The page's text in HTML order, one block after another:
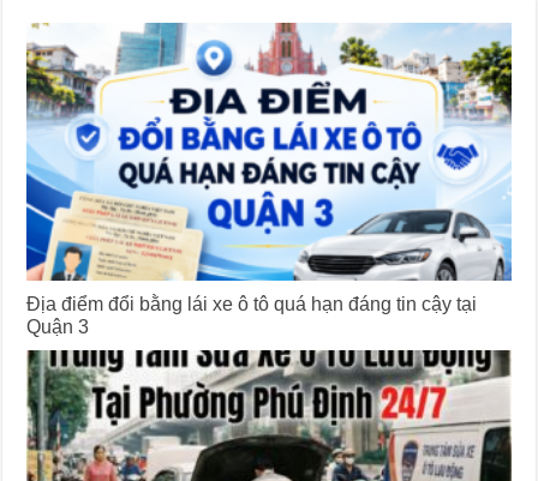
Địa điểm đổi bằng lái xe ô tô quá hạn đáng tin cậy tại
Quận 3